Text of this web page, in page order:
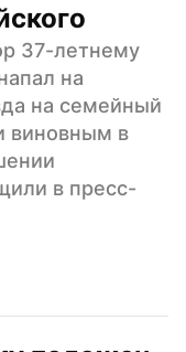
37-летнему
на
на семейный
виновным в
в пресс-